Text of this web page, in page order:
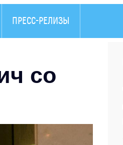
ПРЕСС-РЕЛИЗЫ
со